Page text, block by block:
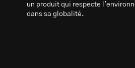
un produit qui respecte
dans sa globalité.